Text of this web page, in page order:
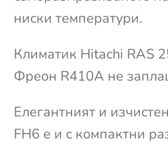
ниски температури.
Климатик Hitachi RAS
Фреон R410A не
Елегантният и
FH6 е и с компактни